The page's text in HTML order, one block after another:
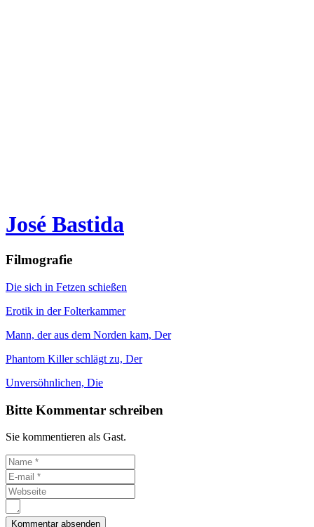
José Bastida
Filmografie
Die sich in Fetzen schießen
Erotik in der Folterkammer
Mann, der aus dem Norden kam, Der
Phantom Killer schlägt zu, Der
Unversöhnlichen, Die
Bitte Kommentar schreiben
Sie kommentieren als Gast.